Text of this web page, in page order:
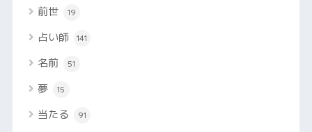
前世 19
占い師 141
名前 51
夢 15
当たる 91